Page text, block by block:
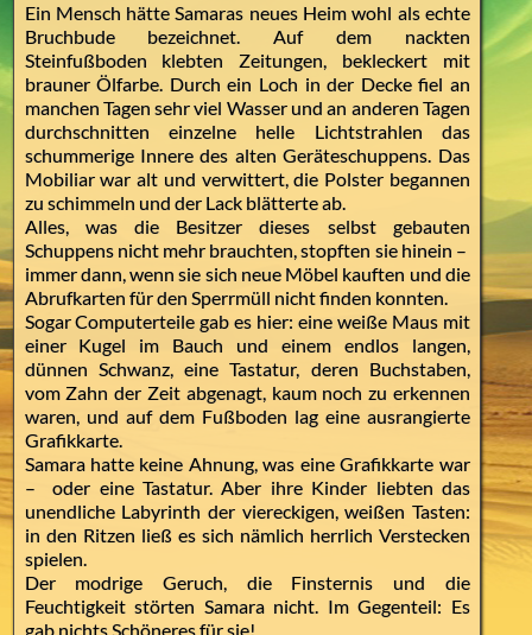
Ein Mensch hätte Samaras neues Heim wohl als echte
Bruchbude bezeichnet. Auf dem nackten
Steinfußboden klebten Zeitungen, bekleckert mit
brauner Ölfarbe. Durch ein Loch in der Decke fiel an
manchen Tagen sehr viel Wasser und an anderen Tagen
durchschnitten einzelne helle Lichtstrahlen das
schummerige Innere des alten Geräteschuppens. Das
Mobiliar war alt und verwittert, die Polster begannen
zu schimmeln und der Lack blätterte ab.
Alles, was die Besitzer dieses selbst gebauten
Schuppens nicht mehr brauchten, stopften sie hinein –
immer dann, wenn sie sich neue Möbel kauften und die
Abrufkarten für den Sperrmüll nicht finden konnten.
Sogar Computerteile gab es hier: eine weiße Maus mit
einer Kugel im Bauch und einem endlos langen,
dünnen Schwanz, eine Tastatur, deren Buchstaben,
vom Zahn der Zeit abgenagt, kaum noch zu erkennen
waren, und auf dem Fußboden lag eine ausrangierte
Grafikkarte.
Samara hatte keine Ahnung, was eine Grafikkarte war
– oder eine Tastatur. Aber ihre Kinder liebten das
unendliche Labyrinth der viereckigen, weißen Tasten:
in den Ritzen ließ es sich nämlich herrlich Verstecken
spielen.
Der modrige Geruch, die Finsternis und die
Feuchtigkeit störten Samara nicht. Im Gegenteil: Es
gab nichts Schöneres für sie!